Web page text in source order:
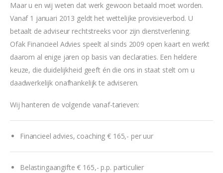
Maar u en wij weten dat werk gewoon betaald moet worden.
Vanaf 1 januari 2013 geldt het wettelijke provisieverbod. U
betaalt de adviseur rechtstreeks voor zijn dienstverlening.
Ofak Financieel Advies speelt al sinds 2009 open kaart en werkt
daarom al enige jaren op basis van declaraties. Een heldere
keuze, die duidelijkheid geeft én die ons in staat stelt om u
daadwerkelijk onafhankelijk te adviseren.
Wij hanteren de volgende vanaf-tarieven:
Financieel advies, coaching € 165,- per uur
Belastingaangifte € 165,- p.p. particulier